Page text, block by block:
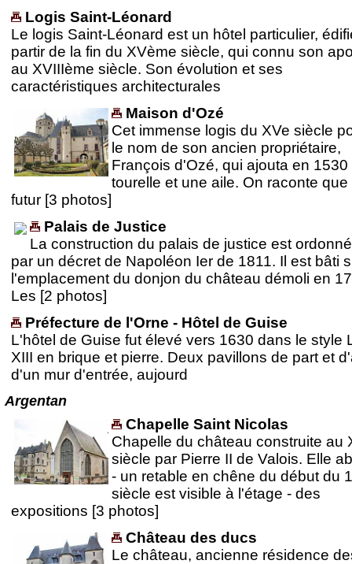
Logis Saint-Léonard
Le logis Saint-Léonard est un hôtel particulier,
partir de la fin du XVème siècle, qui connu son
au XVIIIème siècle. Son évolution et ses
caractéristiques architecturales
Maison d'Ozé
Cet immense logis du XVe siècle
le nom de son ancien propriétaire,
François d'Ozé, qui ajouta en 1530
tourelle et une aile. On raconte que
futur [3 photos]
Palais de Justice
La construction du palais de justice est
par un décret de Napoléon Ier de 1811. Il est bâti
l'emplacement du donjon du château démoli en
Les [2 photos]
Préfecture de l'Orne - Hôtel de Guise
L'hôtel de Guise fut élevé vers 1630 dans le style
XIII en brique et pierre. Deux pavillons de part et
d'un mur d'entrée, aujourd
Argentan
Chapelle Saint Nicolas
Chapelle du château construite au
siècle par Pierre II de Valois. Elle
- un retable en chêne du début du
siècle est visible à l'étage - des
expositions [3 photos]
Château des ducs
Le château, ancienne résidence